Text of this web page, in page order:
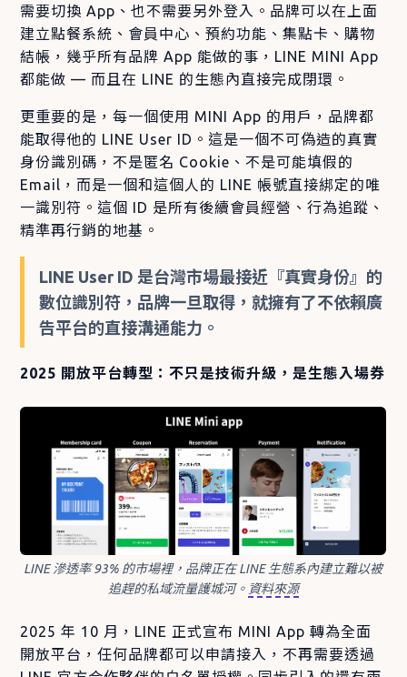
需要切換 App、也不需要另外登入。品牌可以在上面
建立點餐系統、會員中心、預約功能、集點卡、購物
結帳，幾乎所有品牌 App 能做的事，LINE MINI App
都能做 — 而且在 LINE 的生態內直接完成閉環。
更重要的是，每一個使用 MINI App 的用戶，品牌都
能取得他的 LINE User ID。這是一個不可偽造的真實
身份識別碼，不是匿名 Cookie、不是可能填假的
Email，而是一個和這個人的 LINE 帳號直接綁定的唯
一識別符。這個 ID 是所有後續會員經營、行為追蹤、
精準再行銷的地基。
LINE User ID 是台灣市場最接近『真實身份』的
數位識別符，品牌一旦取得，就擁有了不依賴廣
告平台的直接溝通能力。
2025 開放平台轉型：不只是技術升級，是生態入場券
LINE 滲透率 93% 的市場裡，品牌正在 LINE 生態系內建立難以被
追趕的私域流量護城河。 資料來源
2025 年 10 月，LINE 正式宣布 MINI App 轉為全面
開放平台，任何品牌都可以申請接入，不再需要透過